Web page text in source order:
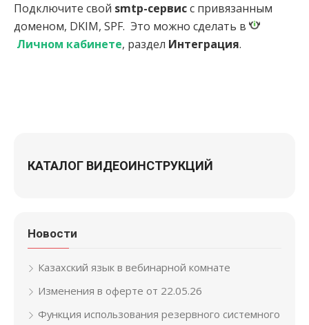
Подключите свой smtp-сервисс привязанным
доменом, DKIM, SPF. Это можно сделать в
Личном кабинете, раздел Интеграция.
КАТАЛОГ ВИДЕОИНСТРУКЦИЙ
Новости
Казахский язык в вебинарной комнате
Изменения в оферте от 22.05.26
Функция использования резервного системного